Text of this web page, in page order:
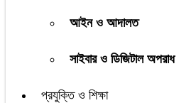
আইন ও আদালত
সাইবার ও ডিজিটাল অপরাধ
প্রযুক্তি ও শিক্ষা